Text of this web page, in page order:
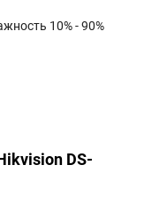
10% - 90%
DS-